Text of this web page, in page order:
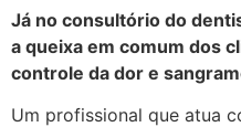
Já no consultório do
a queixa em comum dos
controle da dor e
Um profissional que atua